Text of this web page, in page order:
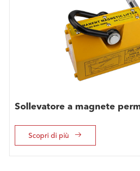
Sollevatore a magnete
Scopri di più 